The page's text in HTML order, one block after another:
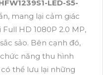
LED-S5-
mang lại cảm giác
HD 1080P 2.0 MP,
sảo. Bên cạnh đó,
năng thu hình
thể lưu lại những